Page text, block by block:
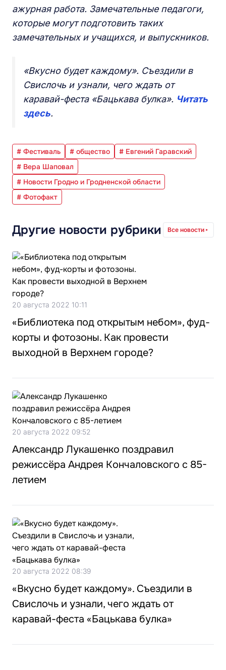
ажурная работа. Замечательные педагоги,
которые могут подготовить таких
замечательных и учащихся, и выпускников.
«Вкусно будет каждому». Съездили в
Свислочь и узнали, чего ждать от
каравай-феста «Бацькава булка». Читать
здесь.
# Фестиваль # общество
# Евгений Гаравский
# Вера Шаповал
# Новости Гродно и Гродненской области
# Фотофакт
Другие новости рубрики Все новости
20 августа 2022 10:11
«Библиотека под открытым небом», фуд-
корты и фотозоны. Как провести
выходной в Верхнем городе?
20 августа 2022 09:52
Александр Лукашенко поздравил
режиссёра Андрея Кончаловского с 85-
летием
20 августа 2022 08:39
«Вкусно будет каждому». Съездили в
Свислочь и узнали, чего ждать от
каравай-феста «Бацькава булка»